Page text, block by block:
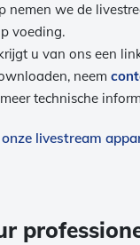
nemen we de
voeding.
u van ons een
neem
meer technische
livestream